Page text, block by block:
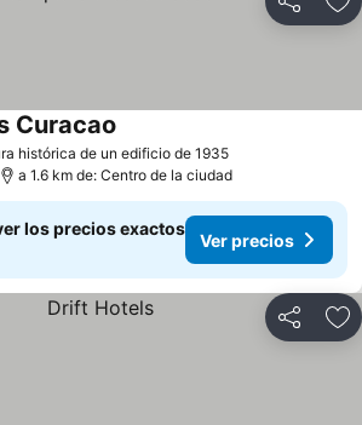
Compartir
histórica de un edificio de 1935Ver precios
Curacao
a 1.6 km de: Centro de la ciudad
los precios exactos
Ver precios
Compartir